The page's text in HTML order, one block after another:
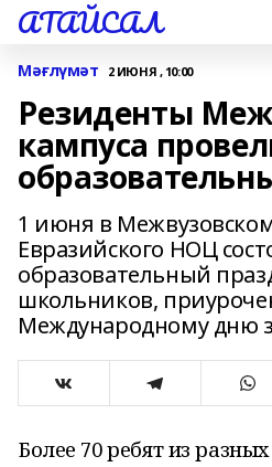
АТАЙСАЛ
Мәғлүмәт 2 ИЮНЯ , 10:00
Резиденты
кампуса
1 июня в
Евразийского НОЦ
образовательный
школьников,
Международному дню
Более 70 ребят из